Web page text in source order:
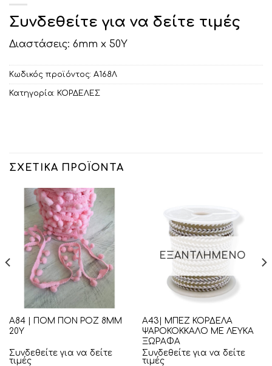
Συνδεθείτε για να δείτε τιμές
Διαστάσεις: 6mm x 50Y
Κωδικός προϊόντος: Α168Λ
Κατηγορία: ΚΟΡΔΕΛΕΣ
ΣΧΕΤΙΚΆ ΠΡΟΪΌΝΤΑ
Α84 | ΠΟΜ ΠΟΝ ΡΟΖ 8ΜΜ
20Υ
Συνδεθείτε για να δείτε
τιμές
ΕΞΑΝΤΛΗΜΈΝΟ
Α43| ΜΠΕΖ ΚΟΡΔΕΛΑ
ΨΑΡΟΚΟΚΚΑΛΟ ΜΕ ΛΕΥΚΑ
ΞΩΡΑΦΑ
Συνδεθείτε για να δείτε
τιμές